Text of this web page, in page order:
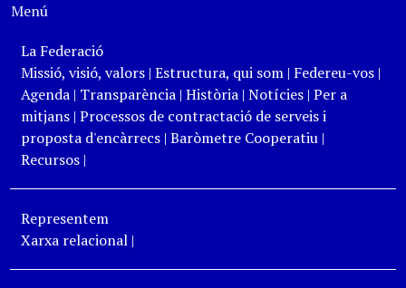
Menú
La Federació
Missió, visió, valors| Estructura, qui som| Federeu-vos|
Agenda | Transparència| Història| Notícies | Per a
mitjans| Processos de contractació de serveis i
proposta d'encàrrecs| Baròmetre Cooperatiu|
Recursos|
Representem
Xarxa relacional|